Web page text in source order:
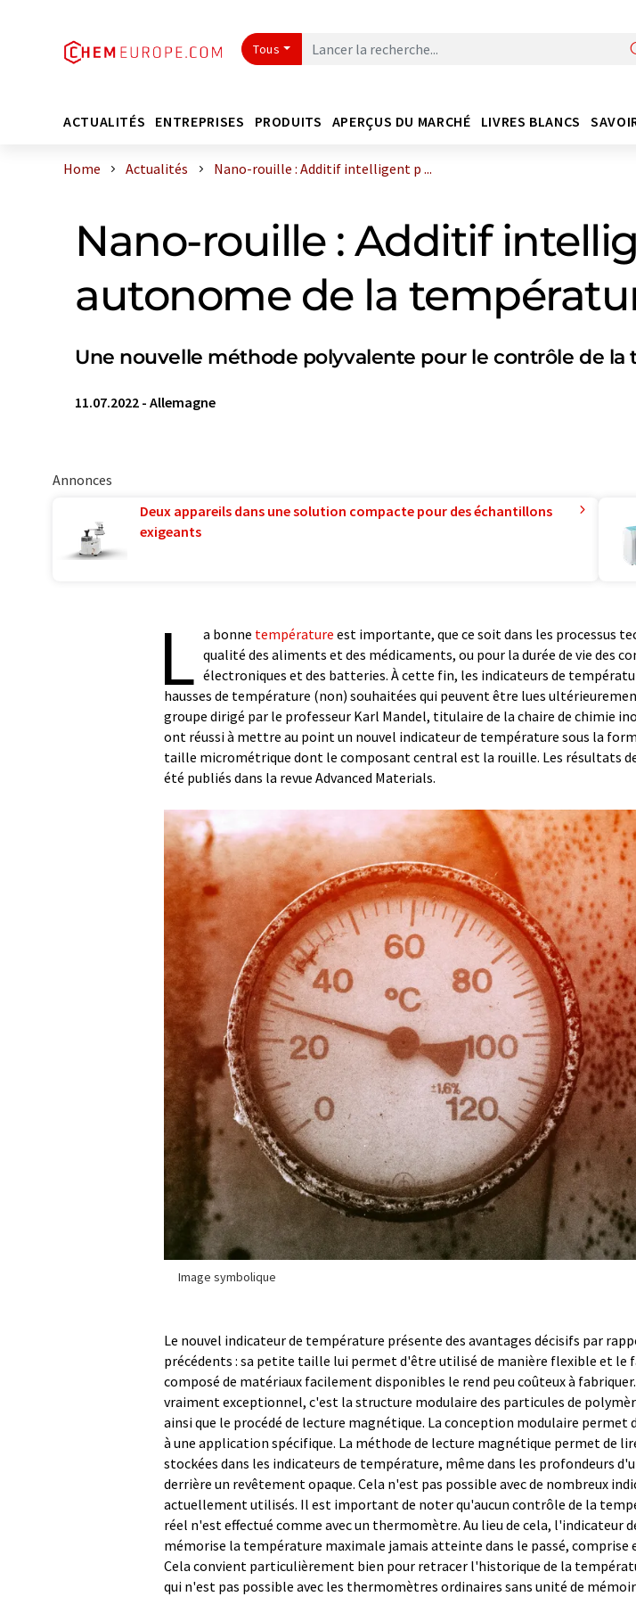
Tous
ACTUALITÉS ENTREPRISES PRODUITS APERÇUS DU MARCHÉ LIVRES BLANCS
Home Actualités Nano-rouille : Additif intelligent p ...
Nano-rouille : Additif
autonome de la
Une nouvelle méthode polyvalente pour le contrôle de
11.07.2022 - Allemagne
Annonces
Deux appareils dans une solution compacte pour des échantillons
exigeants
L a bonne température est importante, que ce soit dans les processus
qualité des aliments et des médicaments, ou pour la durée de vie des
électroniques et des batteries. À cette fin, les indicateurs de
hausses de température (non) souhaitées qui peuvent être lues
groupe dirigé par le professeur Karl Mandel, titulaire de la chaire de chimie
ont réussi à mettre au point un nouvel indicateur de température sous la
taille micrométrique dont le composant central est la rouille. Les résultats
été publiés dans la revue Advanced Materials.
Image symbolique
Le nouvel indicateur de température présente des avantages décisifs par
précédents : sa petite taille lui permet d'être utilisé de manière flexible et le
composé de matériaux facilement disponibles le rend peu coûteux à fabriquer.
vraiment exceptionnel, c'est la structure modulaire des particules de
ainsi que le procédé de lecture magnétique. La conception modulaire
à une application spécifique. La méthode de lecture magnétique permet de
stockées dans les indicateurs de température, même dans les profondeurs
derrière un revêtement opaque. Cela n'est pas possible avec de nombreux
actuellement utilisés. Il est important de noter qu'aucun contrôle de la
réel n'est effectué comme avec un thermomètre. Au lieu de cela, l'indicateur
mémorise la température maximale jamais atteinte dans le passé, comprise
Cela convient particulièrement bien pour retracer l'historique de la
qui n'est pas possible avec les thermomètres ordinaires sans unité de